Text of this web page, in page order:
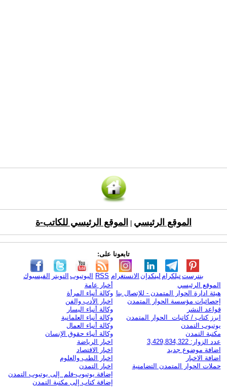
الموقع الرئيسي الموقع الرئيسي للكاتب-ة
تابعونا على:
الفيسبوك التويتر اليوتيوب RSS الانستغرام لينكدإن تيلكرامبنترست
الموقع الرئيسي
هيئة ادارة الحوار المتمدن - للإتصال بنا
إحصائيات مؤسسة الحوار المتمدن
قواعد النشر
ابرز كتاب / كاتبات الحوار المتمدن
يوتيوب التمدن
مكتبة التمدن
عدد الزوار: 3,429,834,322
اضافة موضوع جديد
اضافة الاخبار
حملات الحوار المتمدن التضامنية
أخبار عامة
وكالة أنباء المرأة
اخبار الأدب والفن
وكالة أنباء اليسار
وكالة أنباء العلمانية
وكالة أنباء العمال
وكالة أنباء حقوق الإنسان
اخبار الرياضة
اخبار الاقتصاد
اخبار الطب والعلوم
اخبار التمدن
إضافة يوتيوب-فلم إلى يوتيوب التمدن
إضافة كتاب إلى مكتبة التمدن